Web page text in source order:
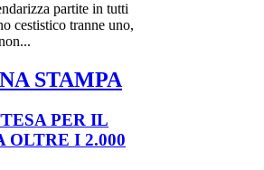
partite in tutti
cestistico tranne uno,
STAMPA
PER IL
OLTRE I 2.000